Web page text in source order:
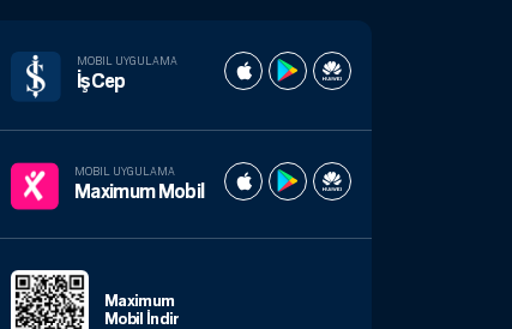
MOBIL UYGULAMA
İşCep
MOBIL UYGULAMA
Maximum Mobil
Maximum
Mobil İndir